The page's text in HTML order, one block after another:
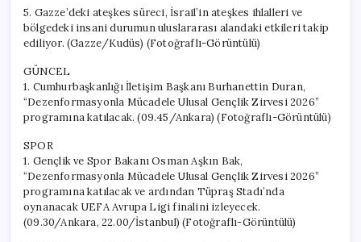
5. Gazze’deki ateşkes süreci, İsrail’in ateşkes ihlalleri ve
bölgedeki insani durumun uluslararası alandaki etkileri takip
ediliyor. (Gazze/Kudüs) (Fotoğraflı-Görüntülü)
GÜNCEL
1. Cumhurbaşkanlığı İletişim Başkanı Burhanettin Duran,
“Dezenformasyonla Mücadele Ulusal Gençlik Zirvesi 2026”
programına katılacak. (09.45/Ankara) (Fotoğraflı-Görüntülü)
SPOR
1. Gençlik ve Spor Bakanı Osman Aşkın Bak,
“Dezenformasyonla Mücadele Ulusal Gençlik Zirvesi 2026”
programına katılacak ve ardından Tüpraş Stadı’nda
oynanacak UEFA Avrupa Ligi finalini izleyecek.
(09.30/Ankara, 22.00/İstanbul) (Fotoğraflı-Görüntülü)